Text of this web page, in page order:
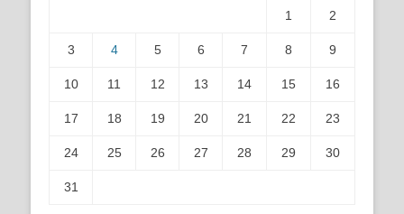
1 2
3 4 5 6 7 8 9
10 11 12 13 14 15 16
17 18 19 20 21 22 23
24 25 26 27 28 29 30
31